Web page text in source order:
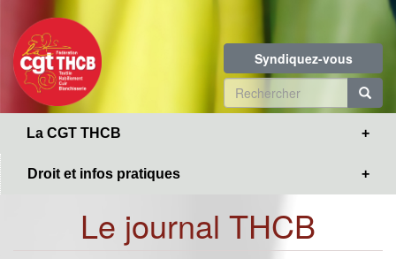
contenu
principal
Syndiquez-vous
Formulaire
de
La CGT THCB
Droit et infos pratiques
Le journal THCB